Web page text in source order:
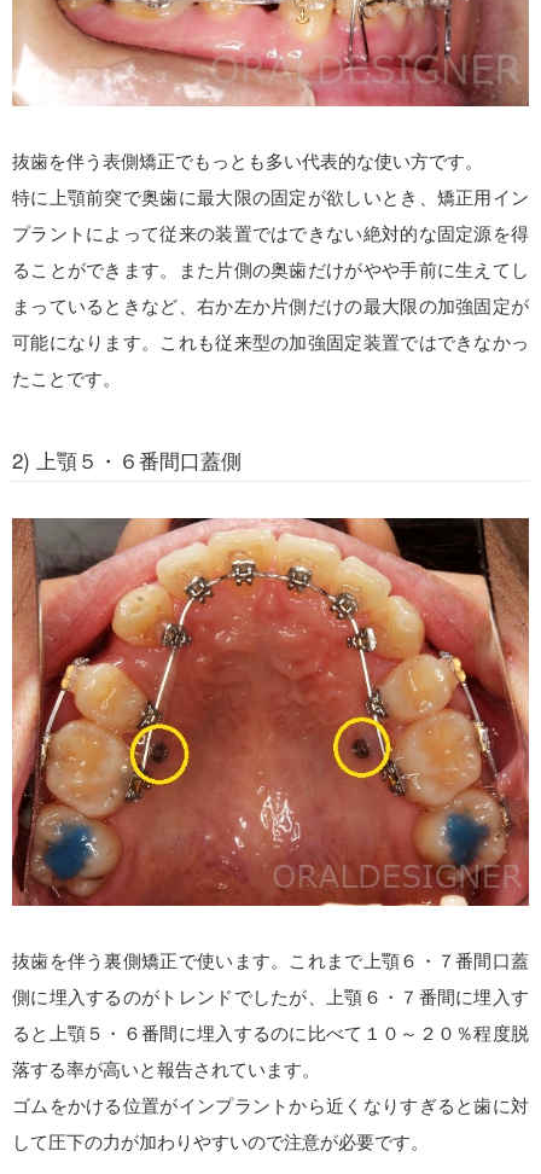
抜歯を伴う表側矯正でもっとも多い代表的な使い方です。
特に上顎前突で奥歯に最大限の固定が欲しいとき、矯正用イン
プラントによって従来の装置ではできない絶対的な固定源を得
ることができます。また片側の奥歯だけがやや手前に生えてし
まっているときなど、右か左か片側だけの最大限の加強固定が
可能になります。これも従来型の加強固定装置ではできなかっ
たことです。
2) 上顎５・６番間口蓋側
抜歯を伴う裏側矯正で使います。これまで上顎６・７番間口蓋
側に埋入するのがトレンドでしたが、上顎６・７番間に埋入す
ると上顎５・６番間に埋入するのに比べて１０～２０％程度脱
落する率が高いと報告されています。
ゴムをかける位置がインプラントから近くなりすぎると歯に対
して圧下の力が加わりやすいので注意が必要です。